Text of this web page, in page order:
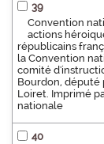
39
Convention
actions
républicains
la Convention
comité
Bourdon, député
Loiret. Imprimé
nationale
40